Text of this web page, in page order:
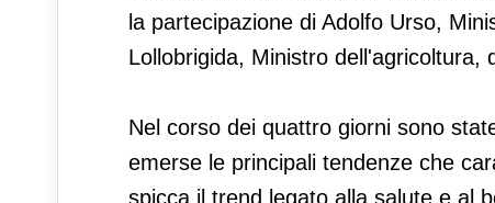
la partecipazione di Adolfo Urso,
Lollobrigida, Ministro dell'agricoltura,
Nel corso dei quattro giorni sono
emerse le principali tendenze che
spicca il trend legato alla salute e al